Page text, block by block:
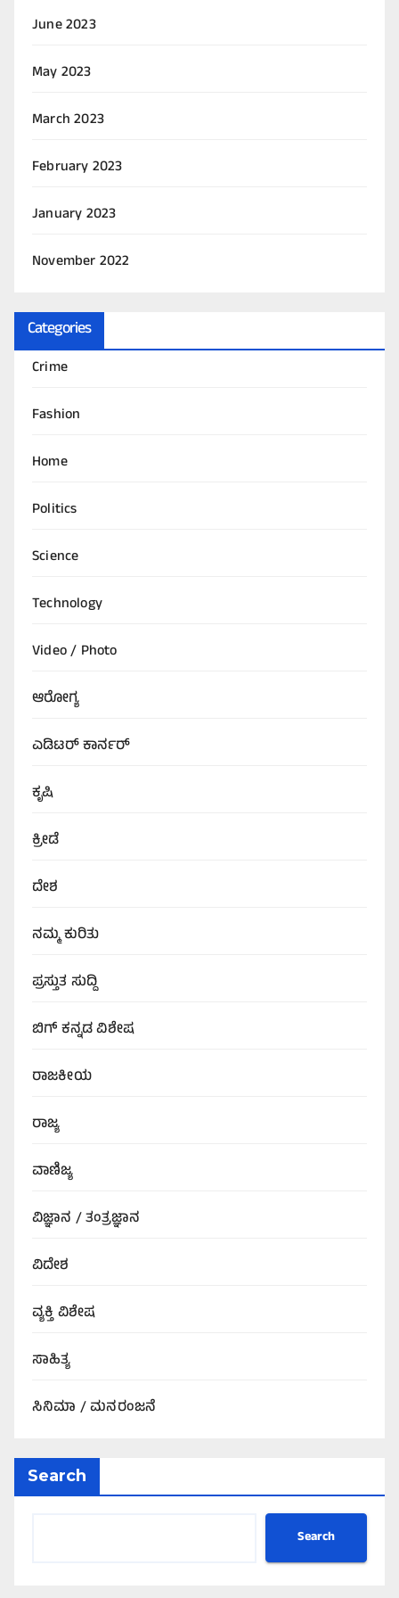
June 2023
May 2023
March 2023
February 2023
January 2023
November 2022
Categories
Crime
Fashion
Home
Politics
Science
Technology
Video / Photo
ಆರೋಗ್ಯ
ಎಡಿಟರ್‌ ಕಾರ್ನರ್
ಕೃಷಿ
ಕ್ರೀಡೆ
ದೇಶ
ನಮ್ಮ ಕುರಿತು
ಪ್ರಸ್ತುತ ಸುದ್ದಿ
ಬಿಗ್‌ ಕನ್ನಡ ವಿಶೇಷ
ರಾಜಕೀಯ
ರಾಜ್ಯ
ವಾಣಿಜ್ಯ
ವಿಜ್ಞಾನ / ತಂತ್ರಜ್ಞಾನ
ವಿದೇಶ
ವ್ಯಕ್ತಿ ವಿಶೇಷ
ಸಾಹಿತ್ಯ
ಸಿನಿಮಾ / ಮನರಂಜನೆ
Search
Search